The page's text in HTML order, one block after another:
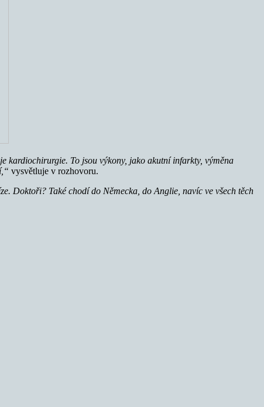
kardiochirurgie. To jsou výkony, jako akutní infarkty, výměna
vysvětluje v rozhovoru.
Doktoři? Také chodí do Německa, do Anglie, navíc ve všech těch